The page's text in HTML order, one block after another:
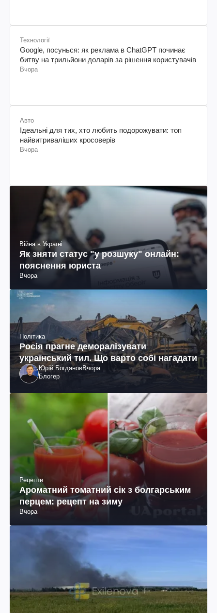
Технології
Google, посунься: як реклама в ChatGPT починає
битву на трильйони доларів за рішення користувачів
Вчора
Авто
Ідеальні для тих, хто любить подорожувати: топ
найвитриваліших кросоверів
Вчора
Війна в Україні
Як зняти статус "у розшуку" онлайн:
пояснення юриста
Вчора
Політика
Росія прагне деморалізувати
український тил. Що варто собі нагадати
Юрій БогдановВчора
Блогер
Рецепти
Ароматний томатний сік з болгарським
перцем: рецепт на зиму
Вчора